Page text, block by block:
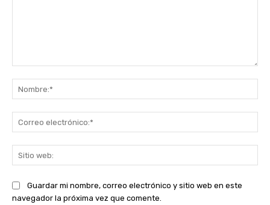
Guardar mi nombre, correo electrónico y sitio web en este
navegador la próxima vez que comente.